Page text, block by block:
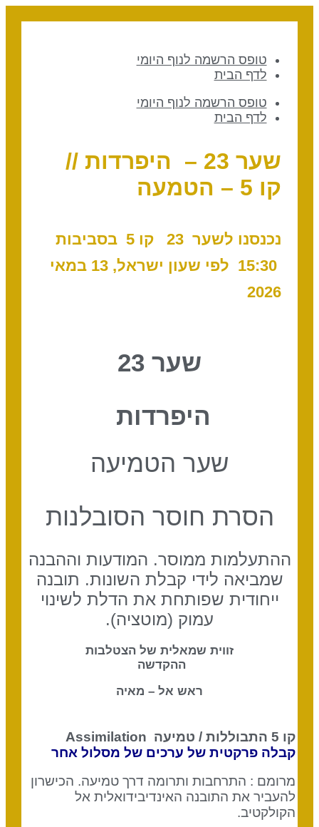
טופס הרשמה לנוף היומי
לדף הבית
טופס הרשמה לנוף היומי
לדף הבית
שער 23 – היפרדות //
קו 5 – הטמעה
נכנסנו לשער 23 ק
ו 5 בסביבות
15:30 לפי שעון ישראל, 13 במאי
2026
שער 23
היפרדות
שער הטמיעה
הסרת חוסר הסובלנות
ההתעלמות ממוסר. המודעות וההבנה
שמביאה לידי קבלת השונות. תובנה
ייחודית שפותחת את הדלת לשינוי
עמוק (מוטציה).
זווית שמאלית של הצטלבות
ההקדשה
ראש אל – מאיה
קו5 התבוללות / טמיעהAssimilation
קבלה פרקטית של ערכים של מסלול אחר
מרומם: התרחבות ותרומה דרך טמיעה.הכישרון
להעביר את התובנה האינדיבידואלית אל
הקולקטיב.